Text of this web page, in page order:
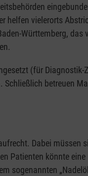
helfen vielerorts
Württemberg,
(für Diagnostik-
betreuen
Dabei müssen
Patienten könnte
sogenannten